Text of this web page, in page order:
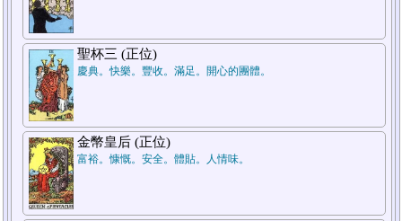
聖杯三 (正位)
慶典。快樂。豐收。滿足。開心的團體。
金幣皇后 (正位)
富裕。慷慨。安全。體貼。人情味。